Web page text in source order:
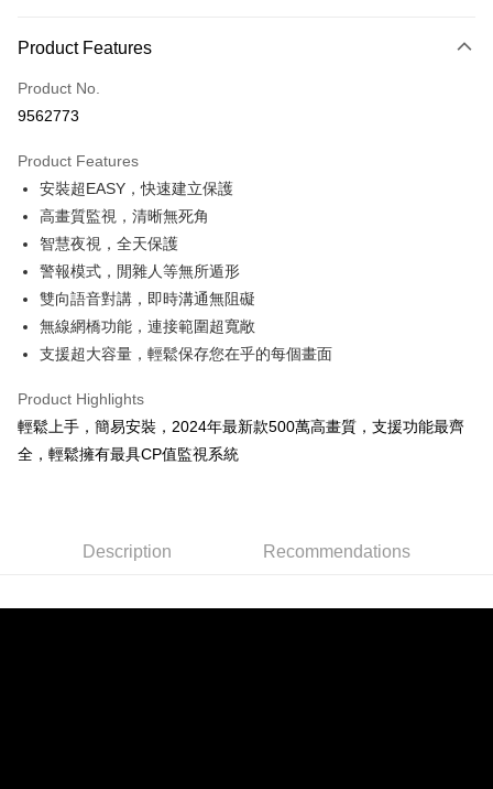
付款後全家取貨
NT$60/order | Free shipping on orders of NT$499 or more
NT$60/order | Free shipping on orders of NT$598 or more
付款後萊爾富取貨
NT$60/order | Free shipping on orders of NT$598 or more
7-11取貨付款
NT$60/order | Free shipping on orders of NT$598 or more
NT$60/order | Free shipping on orders of NT$800 or more
Product Features
Product No.
9562773
Product Features
安裝超EASY，快速建立保護
高畫質監視，清晰無死角
智慧夜視，全天保護
警報模式，閒雜人等無所遁形
雙向語音對講，即時溝通無阻礙
無線網橋功能，連接範圍超寬敞
支援超大容量，輕鬆保存您在乎的每個畫面
Product Highlights
輕鬆上手，簡易安裝，2024年最新款500萬高畫質，支援功能最齊
全，輕鬆擁有最具CP值監視系統
Description Recommendations